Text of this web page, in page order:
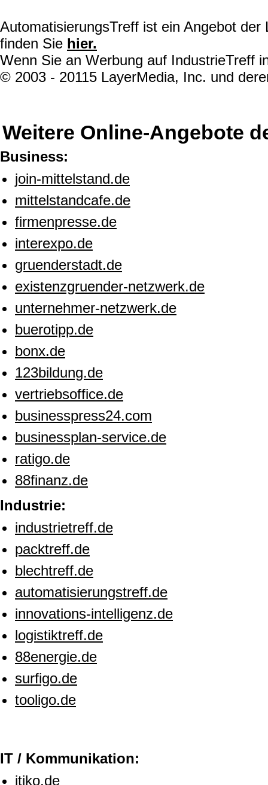
AutomatisierungsTreff ist ein Angebot
finden Sie hier.
Wenn Sie an Werbung auf IndustrieTreff
© 2003 - 20115 LayerMedia, Inc. und
Weitere Online-Angebote
Business:
join-mittelstand.de
mittelstandcafe.de
firmenpresse.de
interexpo.de
gruenderstadt.de
existenzgruender-netzwerk.de
unternehmer-netzwerk.de
buerotipp.de
bonx.de
123bildung.de
vertriebsoffice.de
businesspress24.com
businessplan-service.de
ratigo.de
88finanz.de
Industrie:
industrietreff.de
packtreff.de
blechtreff.de
automatisierungstreff.de
innovations-intelligenz.de
logistiktreff.de
88energie.de
surfigo.de
tooligo.de
IT / Kommunikation:
itiko.de